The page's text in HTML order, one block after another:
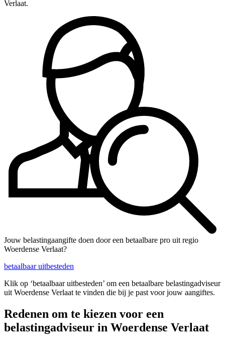
Verlaat.
Jouw belastingaangifte doen door een betaalbare pro uit regio
Woerdense Verlaat?
betaalbaar uitbesteden
Klik op ‘betaalbaar uitbesteden’ om een betaalbare belastingadviseur
uit Woerdense Verlaat te vinden die bij je past voor jouw aangiftes.
Redenen om te kiezen voor een
belastingadviseur in Woerdense Verlaat